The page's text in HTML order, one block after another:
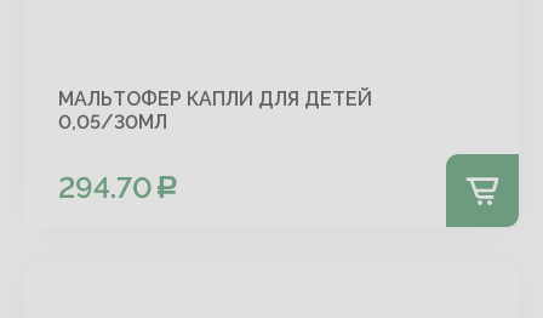
МАЛЬТОФЕР КАПЛИ ДЛЯ ДЕТЕЙ
0,05/30МЛ
294.70